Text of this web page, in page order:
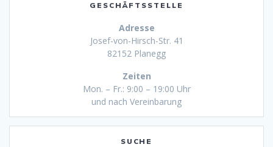
GESCHÄFTSSTELLE
Adresse
Josef-von-Hirsch-Str. 41
82152 Planegg
Zeiten
Mon. – Fr.: 9:00 – 19:00 Uhr
und nach Vereinbarung
SUCHE